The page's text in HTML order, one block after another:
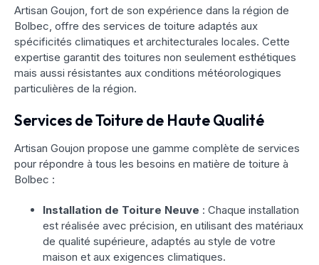
Artisan Goujon, fort de son expérience dans la région de
Bolbec, offre des services de toiture adaptés aux
spécificités climatiques et architecturales locales. Cette
expertise garantit des toitures non seulement esthétiques
mais aussi résistantes aux conditions météorologiques
particulières de la région.
Services de Toiture de Haute Qualité
Artisan Goujon propose une gamme complète de services
pour répondre à tous les besoins en matière de toiture à
Bolbec :
Installation de Toiture Neuve : Chaque installation
est réalisée avec précision, en utilisant des matériaux
de qualité supérieure, adaptés au style de votre
maison et aux exigences climatiques.